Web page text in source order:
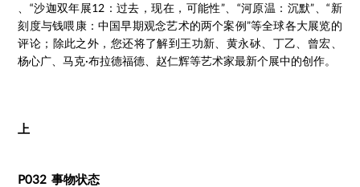
、“沙迦双年展12：过去，现在，可能性”、“河原温：沉默”、“新
刻度与钱喂康：中国早期观念艺术的两个案例”等全球各大展览的
评论；除此之外，您还将了解到王功新、黄永砅、丁乙、曾宏、
杨心广、马克·布拉德福德、赵仁辉等艺术家最新个展中的创作。
上
P032 事物状态